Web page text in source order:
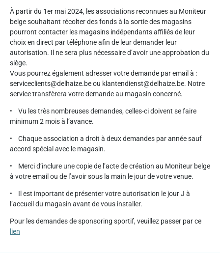
À partir du 1er mai 2024, les associations reconnues au Moniteur
belge souhaitant récolter des fonds à la sortie des magasins
pourront contacter les magasins indépendants affiliés de leur
choix en direct par téléphone afin de leur demander leur
autorisation. Il ne sera plus nécessaire d’avoir une approbation du
siège.
Vous pourrez également adresser votre demande par email à :
serviceclients@delhaize.be ou klantendienst@delhaize.be. Notre
service transfèrera votre demande au magasin concerné.
• Vu les très nombreuses demandes, celles-ci doivent se faire
minimum 2 mois à l’avance.
• Chaque association a droit à deux demandes par année sauf
accord spécial avec le magasin.
• Merci d’inclure une copie de l’acte de création au Moniteur belge
à votre email ou de l’avoir sous la main le jour de votre venue.
• Il est important de présenter votre autorisation le jour J à
l’accueil du magasin avant de vous installer.
Pour les demandes de sponsoring sportif, veuillez passer par ce
lien